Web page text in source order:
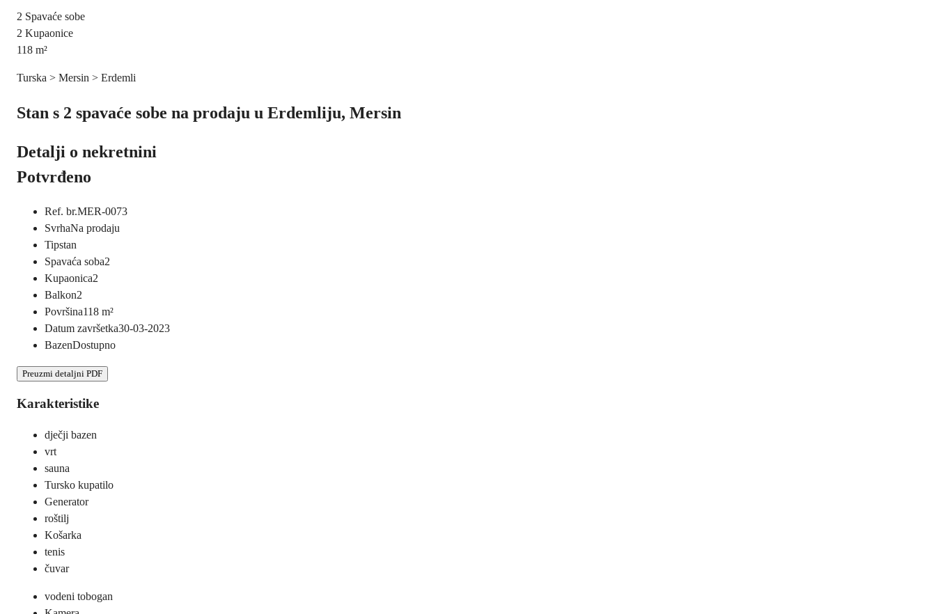
2 Spavaće sobe
2 Kupaonice
118 m²
Turska > Mersin > Erdemli
Stan s 2 spavaće sobe na prodaju u Erdemliju, Mersin
Detalji o nekretnini
Potvrđeno
Ref. br.MER-0073
SvrhaNa prodaju
Tipstan
Spavaća soba2
Kupaonica2
Balkon2
Površina118 m²
Datum završetka30-03-2023
BazenDostupno
Preuzmi detaljni PDF
Karakteristike
dječji bazen
vrt
sauna
Tursko kupatilo
Generator
roštilj
Košarka
tenis
čuvar
vodeni tobogan